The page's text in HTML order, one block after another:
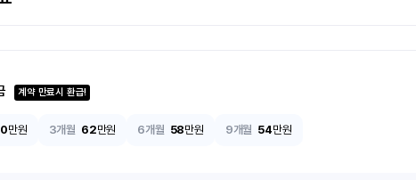
계약 만료시 환급!
만원 3개월 62만원 6개월 58만원 9개월 54만원